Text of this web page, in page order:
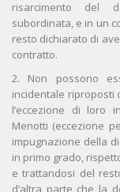
risarcimento del
subordinata, e in un
resto dichiarato di
contratto.
2. Non possono
incidentale riproposti
l’eccezione di loro
Menotti (eccezione
impugnazione della
in primo grado,
e trattandosi del
d’altra parte che la